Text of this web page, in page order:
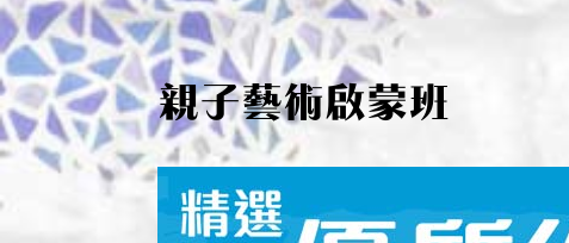
親子藝術啟蒙班